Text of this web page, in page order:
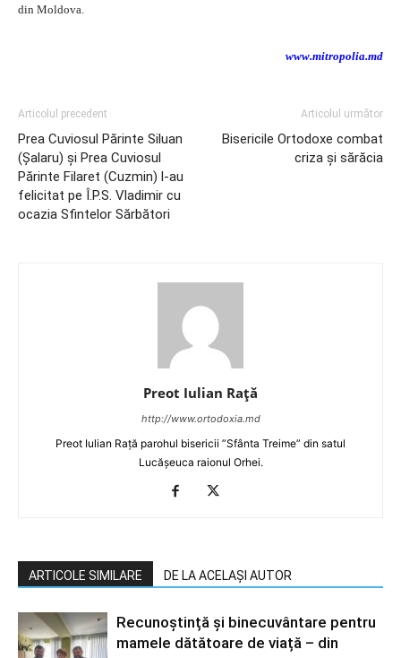
din Moldova.
www.mitropolia.md
Articolul precedent
Prea Cuviosul Părinte Siluan
(Șalaru) și Prea Cuviosul
Părinte Filaret (Cuzmin) l-au
felicitat pe Î.P.S. Vladimir cu
ocazia Sfintelor Sărbători
Articolul următor
Bisericile Ortodoxe combat
criza şi sărăcia
Preot Iulian Raţă
http://www.ortodoxia.md
Preot Iulian Rață parohul bisericii ”Sfânta Treime” din satul
Lucășeuca raionul Orhei.
ARTICOLE SIMILARE DE LA ACELAȘI AUTOR
Recunoștință și binecuvântare pentru
mamele dătătoare de viață – din